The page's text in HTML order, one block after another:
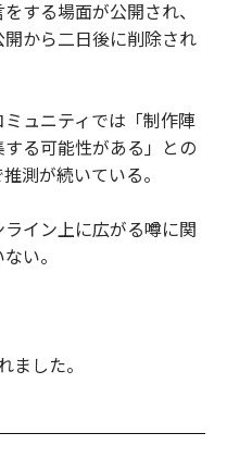
する場面が公開され、
から二日後に削除され
ュニティでは「制作陣
る可能性がある」との
測が続いている。
イン上に広がる噂に関
い。
ました。